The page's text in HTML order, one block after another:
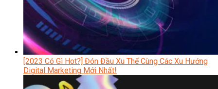
[2023 Có Gì Hot?] Đón Đầu Xu Thế Cùng Các Xu Hướng
Digital Marketing Mới Nhất!